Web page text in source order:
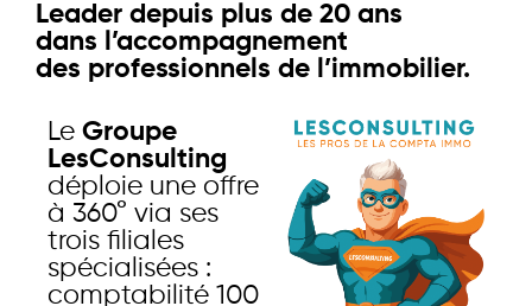
Leader depuis plus de 20 ans
dans l’accompagnement
des professionnels de l’immobilier.
Le Groupe
LesConsulting
déploie une offre
à 360° via ses
trois filiales
spécialisées :
comptabilité 100